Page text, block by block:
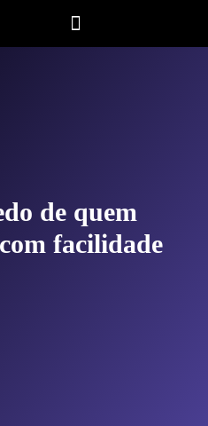
de quem
facilidade